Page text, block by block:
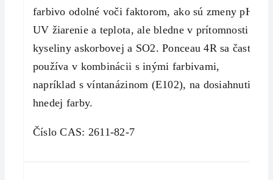
farbivo odolné voči faktorom, ako sú zmeny pH,
UV žiarenie a teplota, ale bledne v prítomnosti
kyseliny askorbovej a SO2. Ponceau 4R sa často
používa v kombinácii s inými farbivami,
napríklad s víntanázinom (E102), na dosiahnutie
hnedej farby.
Číslo CAS: 2611-82-7